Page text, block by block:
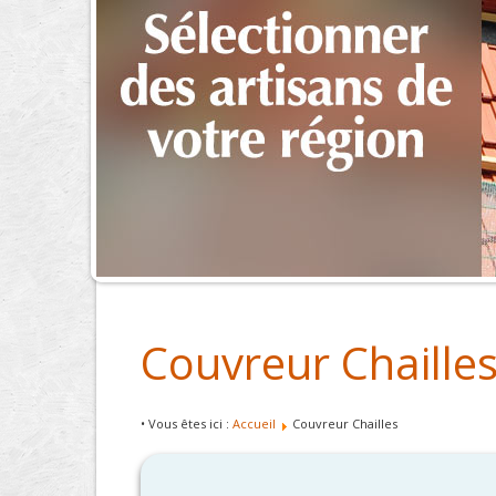
Couvreur
• Vous êtes ici : Accueil Couvreur Chailles